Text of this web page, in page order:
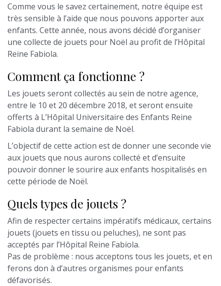
Comme vous le savez certainement, notre équipe est
très sensible à l’aide que nous pouvons apporter aux
enfants. Cette année, nous avons décidé d’organiser
une collecte de jouets pour Noël au profit de l’Hôpital
Reine Fabiola.
Comment ça fonctionne ?
Les jouets seront collectés au sein de notre agence,
entre le 10 et 20 décembre 2018, et seront ensuite
offerts à L’Hôpital Universitaire des Enfants Reine
Fabiola durant la semaine de Noël.
L’objectif de cette action est de donner une seconde vie
aux jouets que nous aurons collecté et d’ensuite
pouvoir donner le sourire aux enfants hospitalisés en
cette période de Noël.
Quels types de jouets ?
Afin de respecter certains impératifs médicaux, certains
jouets (jouets en tissu ou peluches), ne sont pas
acceptés par l’Hôpital Reine Fabiola.
Pas de problème : nous acceptons tous les jouets, et en
ferons don à d’autres organismes pour enfants
défavorisés.